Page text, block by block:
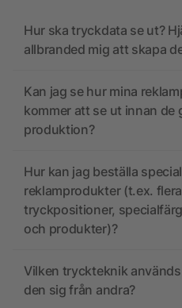
Hur ska tryckdata se ut?
allbranded mig att skapa
Kan jag se hur mina
kommer att se ut innan de
produktion?
Hur kan jag beställa
reklamprodukter (t.ex. flera
tryckpositioner,
och produkter)?
Vilken tryckteknik
den sig från andra?